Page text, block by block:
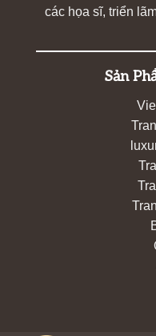
các họa sĩ, triển
Sản